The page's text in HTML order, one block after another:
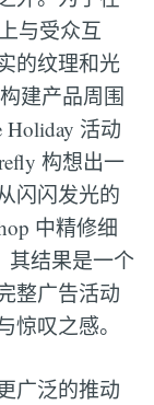
与受众互
的纹理和光
建产品周围
Holiday 活动
构想出一
闪闪发光的
中精修细
其结果是一个
整广告活动
叹之感。
广泛的推动